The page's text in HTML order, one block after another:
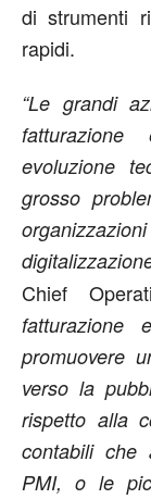
di strumenti
rapidi.
“Le grandi
evoluzione
grosso
Chief
fatturazione
promuovere
verso la
rispetto alla
contabili che
PMI, o le